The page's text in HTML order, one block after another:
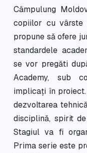
Câmpulung
copiilor cu
propune să ofere
standardele
se vor pregăti
Academy, sub
implicați în
dezvoltarea
disciplină, spirit
Stagiul va fi
Prima serie este